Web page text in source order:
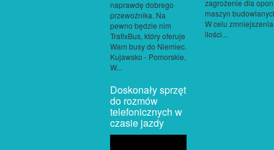
naprawdę dobrego
przewoźnika. Na
pewno będzie nim
TrafixBus, który oferuje
Wam busy do Niemiec.
Kujawsko - Pomorskie,
W...
zagrożenie dla opon
maszyn
W celu zmniejszenia
ilości...
Doskonały sprzęt
do rozmów
telefonicznych w
czasie jazdy